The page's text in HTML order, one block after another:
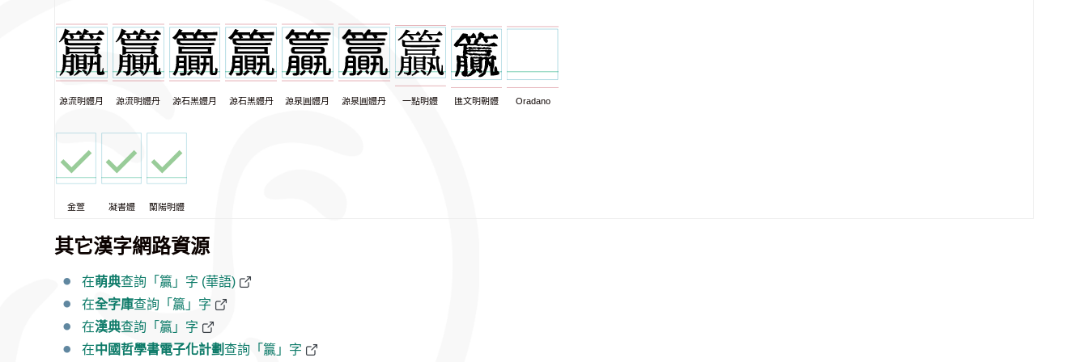
源流明體月 源流明體丹 源石黑體月 源石黑體丹 源泉圓體月 源泉圓體丹 一點明體 匯文明朝體 Oradano
金萱 凝書體 蘭陽明體
其它漢字網路資源
在萌典查詢「籯」字 (華語)
在全字庫查詢「籯」字
在漢典查詢「籯」字
在中國哲學書電子化計劃 查詢「籯」字